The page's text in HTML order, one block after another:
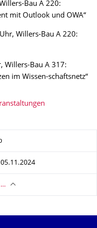
Bau A 220:
mit Outlook und OWA“
Willers-Bau A 220:
Willers-Bau A 317:
im Wissen-schaftsnetz“
…